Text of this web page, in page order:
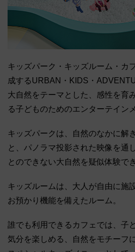
キッズパーク・キッズルーム・カ
成するURBAN・KIDS・
大自然をテーマとした、感性を育
る子どものためのエンターテイン
キッズパークは、自然のなかに解
と、パノラマ投影された映像を通
とのできない大自然を疑似体験でき
キッズルームは、大人が自由に施
お預かり機能を備えたルーム。
誰でも利用できるカフェでは、子
気分を楽しめる、自然をモチーフ